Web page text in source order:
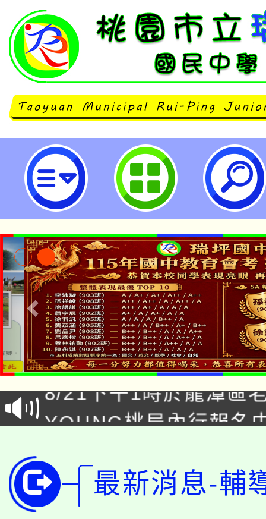
有關本市市立高級中等以下學校及
度月薪制特教學生助理人員甄選簡
公告周知，請查照。-桃園市立瑞
「本色祭」8/29、30在
場熱烈登場!
徵才活動。
YOUNG桃局內行報名
開!
115年桃園市運動會8/
田徑場及游泳池舉行。
桃園市低收入戶享有免
最新消息-輔